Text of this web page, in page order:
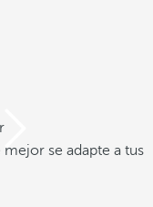
se adapte a tus